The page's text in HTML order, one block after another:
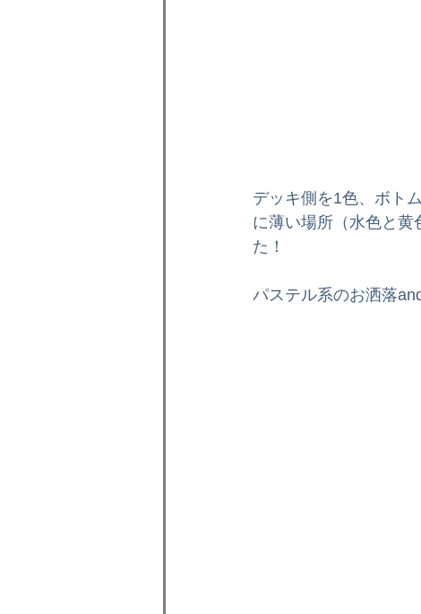
デッキ側を1色、ボト
に薄い場所（水色と黄
た！
パステル系のお洒落